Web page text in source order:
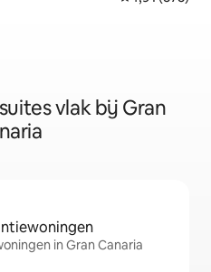
vlak bij Gran
in Gran Canaria